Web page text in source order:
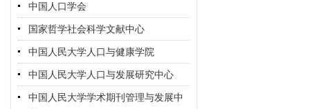
中国人口学会
国家哲学社会科学文献中心
中国人民大学人口与健康学院
中国人民大学人口与发展研究中心
中国人民大学学术期刊管理与发展中